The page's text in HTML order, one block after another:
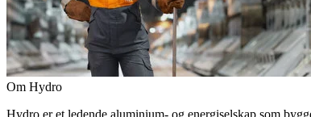
Om Hydro
Hydro er et ledende aluminium- og energiselskap som